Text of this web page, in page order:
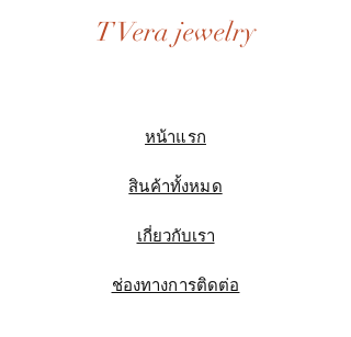
T Vera jewelry
หน้าแรก
สินค้าทั้งหมด
เกี่ยวกับเรา
ช่องทางการติดต่อ